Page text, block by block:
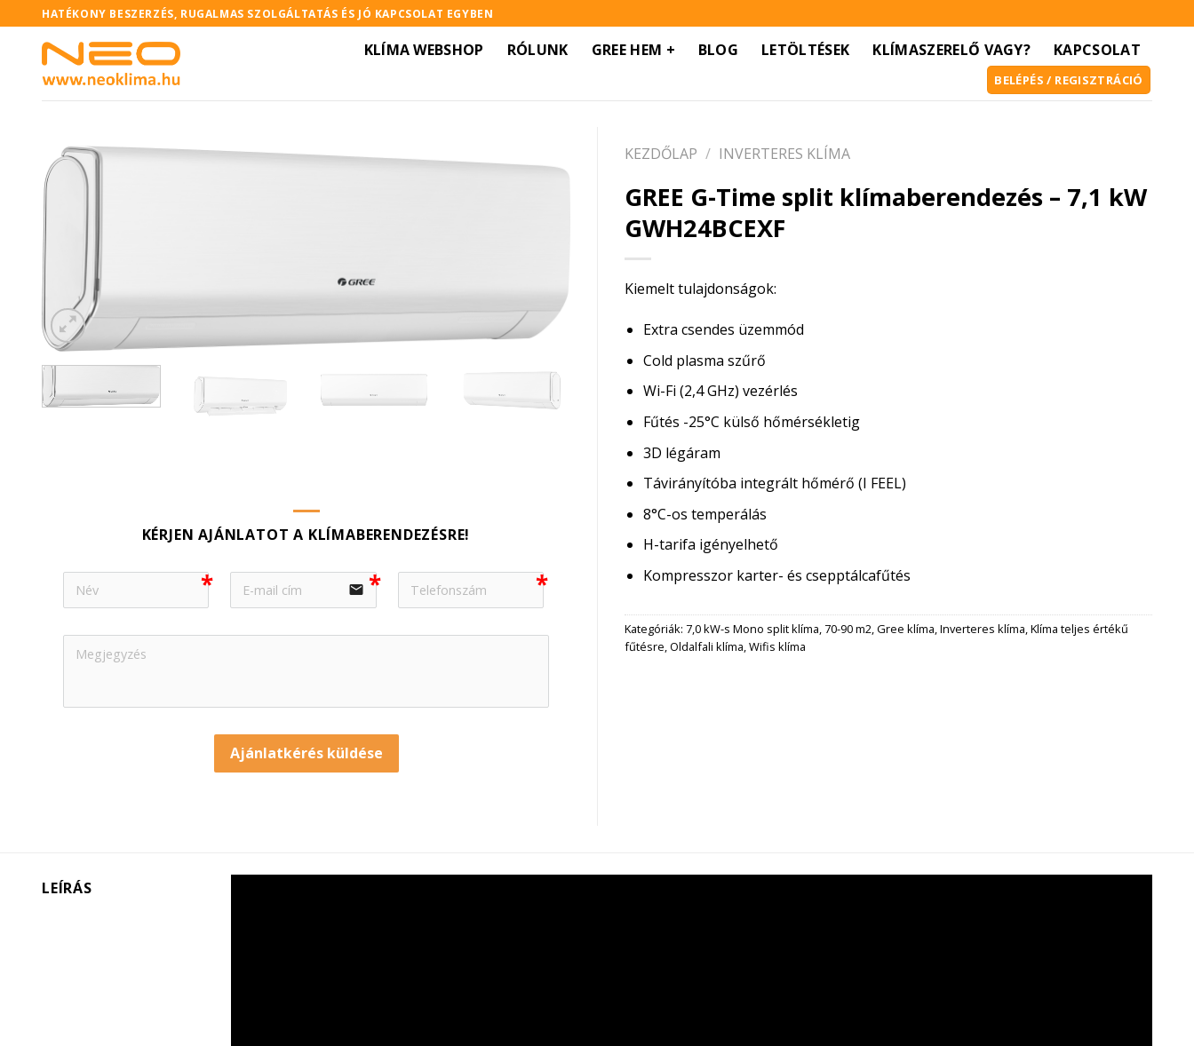
to
content
HATÉKONY BESZERZÉS, RUGALMAS SZOLGÁLTATÁS ÉS JÓ KAPCSOLAT EGYBEN
KLÍMA WEBSHOP RÓLUNK GREE HEM + BLOG LETÖLTÉSEK KLÍMASZERELŐ VAGY? KAPCSOLAT
BELÉPÉS / REGISZTRÁCIÓ
KÉRJEN AJÁNLATOT A KLÍMABERENDEZÉSRE!
email
Ajánlatkérés küldése
KEZDŐLAP / INVERTERES KLÍMA
GREE G-Time split klímaberendezés – 7,1 kW
GWH24BCEXF
Kiemelt tulajdonságok:
Extra csendes üzemmód
Cold plasma szűrő
Wi-Fi (2,4 GHz) vezérlés
Fűtés -25°C külső hőmérsékletig
3D légáram
Távirányítóba integrált hőmérő (I FEEL)
8°C-os temperálás
H-tarifa igényelhető
Kompresszor karter- és csepptálcafűtés
Kategóriák: 7,0 kW-s Mono split klíma, 70-90 m2,Gree klíma,Inverteres klíma,Klíma teljes értékű
fűtésre,Oldalfali klíma,Wifis klíma
LEÍRÁS